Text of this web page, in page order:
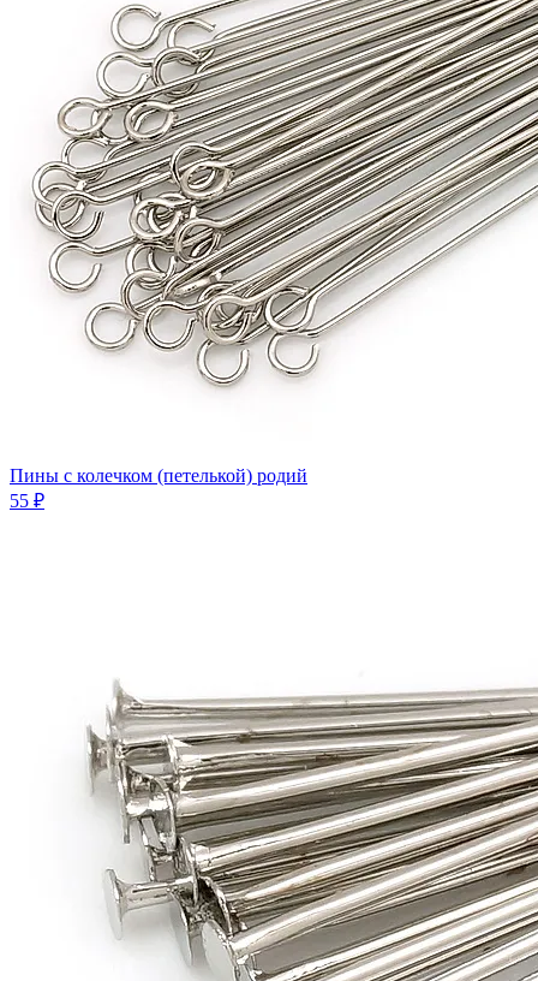
Пины с колечком (петелькой) родий
55 ₽